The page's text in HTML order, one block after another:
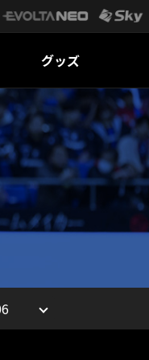
グッズ